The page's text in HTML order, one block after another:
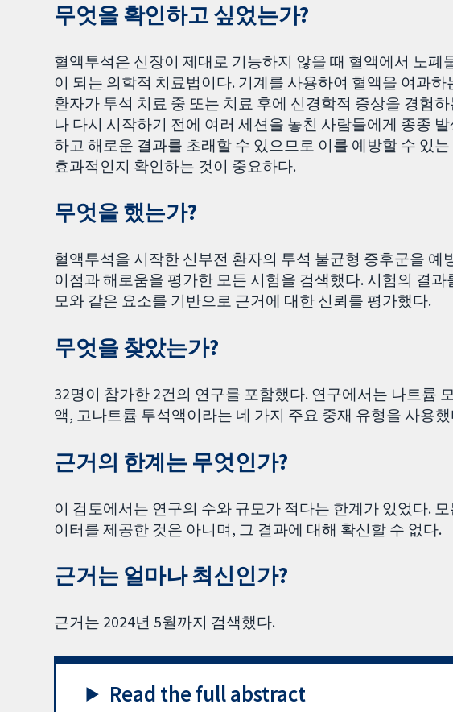
무엇을 확인하고 싶었는가?
혈액투석은 신장이 제대로 기능하지 않을 때 혈액에서 노폐
이 되는 의학적 치료법이다. 기계를 사용하여 혈액을 여과
환자가 투석 치료 중 또는 치료 후에 신경학적 증상을 경험
나 다시 시작하기 전에 여러 세션을 놓친 사람들에게 종종
하고 해로운 결과를 초래할 수 있으므로 이를 예방할 수 있
효과적인지 확인하는 것이 중요하다.
무엇을 했는가?
혈액투석을 시작한 신부전 환자의 투석 불균형 증후군을 예
이점과 해로움을 평가한 모든 시험을 검색했다. 시험의 결
모와 같은 요소를 기반으로 근거에 대한 신뢰를 평가했다.
무엇을 찾았는가?
32명이 참가한 2건의 연구를 포함했다. 연구에서는 나트륨
액, 고나트륨 투석액이라는 네 가지 주요 중재 유형을 사용
근거의 한계는 무엇인가?
이 검토에서는 연구의 수와 규모가 적다는 한계가 있었다.
이터를 제공한 것은 아니며, 그 결과에 대해 확신할 수 없다.
근거는 얼마나 최신인가?
근거는 2024년 5월까지 검색했다.
Read the full abstract